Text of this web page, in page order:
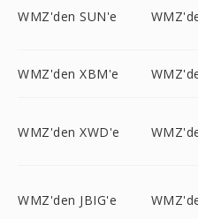
WMZ'den SUN'e
WMZ'den XBM'e
WMZ'den XWD'e
WMZ'den JBIG'e